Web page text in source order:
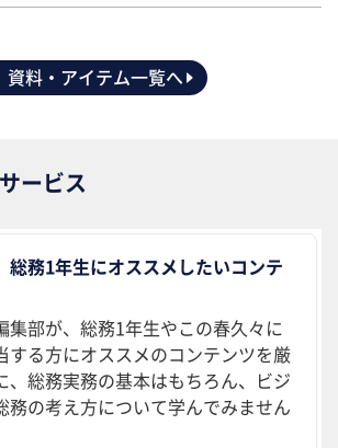
資料・アイテム一覧へ
ービス
総務1年生にオススメしたいコンテ
集部が、総務1年生やこの春久々に
する方にオススメのコンテンツを厳
、総務実務の基本はもちろん、ビジ
務の考え方について学んでみません